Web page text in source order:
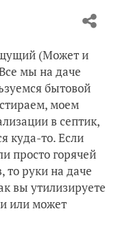
(Может и
мы на даче
бытовой
моем
в септик,
куда-то. Если
просто горячей
то руки на даче
вы утилизируете
или может